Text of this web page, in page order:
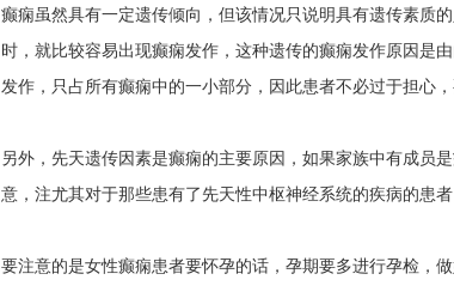
癫痫虽然具有一定遗传倾向，但该情况只说明具有遗传素质
时，就比较容易出现癫痫发作，这种遗传的癫痫发作原因是
发作，只占所有癫痫中的一小部分，因此患者不必过于担心，
另外，先天遗传因素是癫痫的主要原因，如果家族中有成员
意，注尤其对于那些患有了先天性中枢神经系统的疾病的患
要注意的是女性癫痫患者要怀孕的话，孕期要多进行孕检，